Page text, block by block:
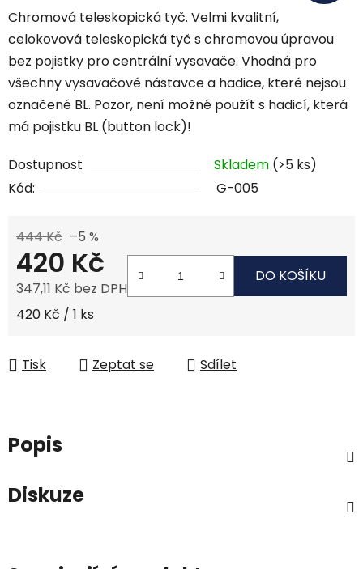
Chromová teleskopická tyč. Velmi kvalitní,
celokovová teleskopická tyč s chromovou úpravou
bez pojistky pro centrální vysavače. Vhodná pro
všechny vysavačové nástavce a hadice, které nejsou
označené BL. Pozor, není možné použít s hadicí, která
má pojistku BL (button lock)!
Dostupnost Skladem (>5 ks)
Kód:
G-005
444 Kč –5 %
420 Kč
347,11 Kč bez DPH
Měrná cena:
420 Kč / 1 ks
DO KOŠÍKU
Tisk Zeptat se Sdílet
Popis
Diskuze